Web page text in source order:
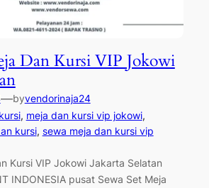
Dan Kursi VIP Jokowi
—byvendorinaja24
, meja dan kursi vip jokowi
kursi, sewa meja dan kursi vip
Kursi VIP Jokowi Jakarta Selatan
INDONESIA pusat Sewa Set Meja